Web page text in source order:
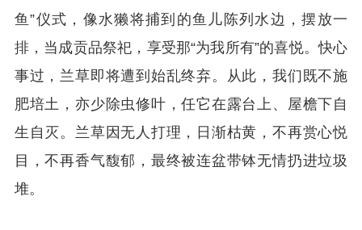
鱼”仪式，像水獭将捕到的鱼儿陈列水边，摆放一
排，当成贡品祭祀，享受那“为我所有”的喜悦。快心
事过，兰草即将遭到始乱终弃。从此，我们既不施
肥培土，亦少除虫修叶，任它在露台上、屋檐下自
生自灭。兰草因无人打理，日渐枯黄，不再赏心悦
目，不再香气馥郁，最终被连盆带钵无情扔进垃圾
堆。